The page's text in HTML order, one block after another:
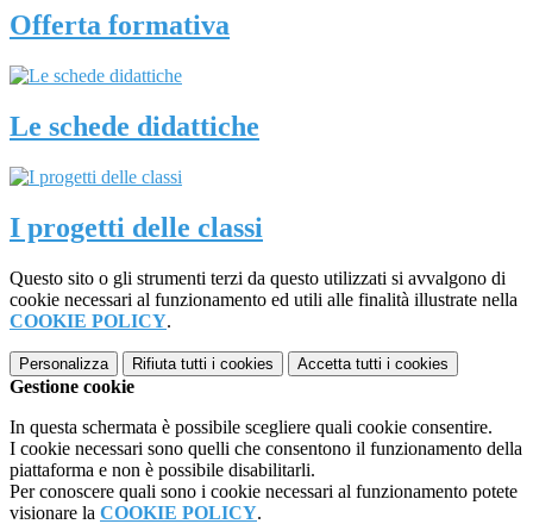
Offerta formativa
Le schede didattiche
I progetti delle classi
Questo sito o gli strumenti terzi da questo utilizzati si avvalgono di
cookie necessari al funzionamento ed utili alle finalità illustrate nella
COOKIE POLICY.
Personalizza Rifiuta tutti i cookies Accetta tutti i cookies
Gestione cookie
In questa schermata è possibile scegliere quali cookie consentire.
I cookie necessari sono quelli che consentono il funzionamento della
piattaforma e non è possibile disabilitarli.
Per conoscere quali sono i cookie necessari al funzionamento potete
visionare la COOKIE POLICY.